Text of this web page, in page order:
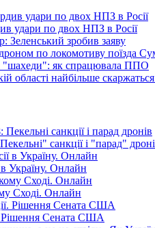
удари по двох НПЗ в Росії
Зеленський зробив заяву
по локомотиву поїзда
і "шахеди": як спрацювала ППО
області найбільше
санкції і "парад"
Україну. Онлайн
Сході. Онлайн
Рішення Сената США